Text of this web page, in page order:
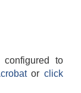
to
orclick